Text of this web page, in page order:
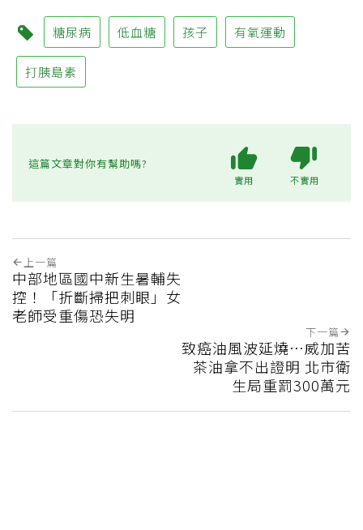
糖尿病 低血糖 孩子 有氧運動
打胰島素
這篇文章對你有幫助嗎?
實用 不實用
上一篇
中部地區國中新生暑輔失
控！「折斷掃把刺眼」女
老師受重傷恐失明
下一篇
致癌油風波延燒…威加苦
茶油拿不出證明 北市衛
生局重罰300萬元